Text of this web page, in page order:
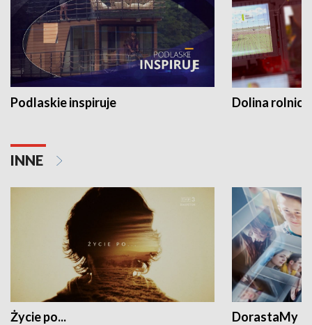
Podlaskie inspiruje Dolina
INNE
Życie po... DorastaMy